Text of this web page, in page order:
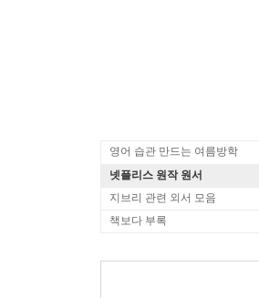
영어 습관 만드는 여름방학
넷플리스 원작 원서
지브리 관련 외서 모음
책보다 부록